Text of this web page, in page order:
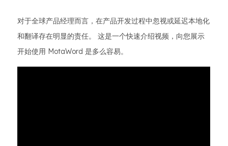
对于全球产品经理而言，在产品开发过程中忽视或延迟本地化
和翻译存在明显的责任。 这是一个快速介绍视频，向您展示
开始使用 MotaWord 是多么容易。